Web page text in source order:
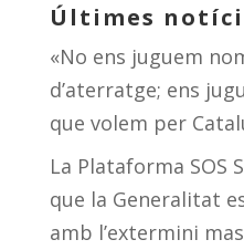
Últimes
«No ens juguem
d’aterratge; ens
que volem per
La Plataforma SOS
que la Generalitat
amb l’extermini